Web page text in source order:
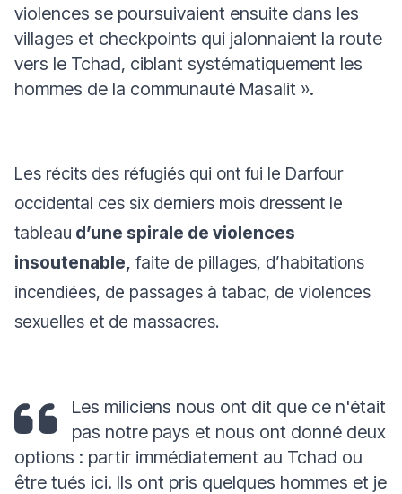
violences se poursuivaient ensuite dans les
villages et checkpoints qui jalonnaient la route
vers le Tchad, ciblant systématiquement les
hommes de la communauté Masalit ».
Les récits des réfugiés qui ont fui le Darfour
occidental ces six derniers mois dressent le
tableau d’une spirale de violences
insoutenable, faite de pillages, d’habitations
incendiées, de passages à tabac, de violences
sexuelles et de massacres.
Les miliciens nous ont dit que ce n'était
pas notre pays et nous ont donné deux
options : partir immédiatement au Tchad ou
être tués ici. Ils ont pris quelques hommes et je